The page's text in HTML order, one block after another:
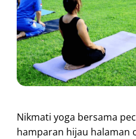
Nikmati yoga bersama
hamparan hijau halaman